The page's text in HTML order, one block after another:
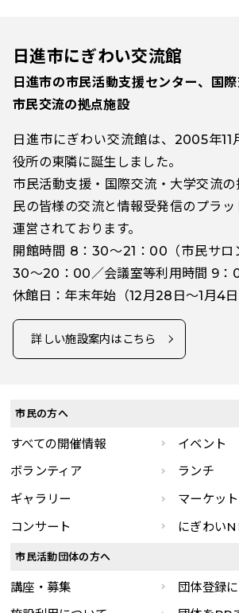
日進市にぎわい交流館
日進市の市民活動支援センター、国
市民交流の拠点施設
日進市にぎわい交流館は、2005年11
役所の東隣に誕生しました。
市民活動支援・国際交流・大学交流
民の皆様の交流と情報受発信のプラッ
運営されております。
開館時間 8：30～21：00（市民サロ
30～20：00／会議室等利用時間 9：
休館日：年末年始（12月28日～1月4日
詳しい施設案内はこちら
市民の方へ
すべての開催情報
イベント
ボランティア
ランチ
ギャラリー
マーケット
コンサート
にぎわい
市民活動団体の方へ
講座・募集
団体登録